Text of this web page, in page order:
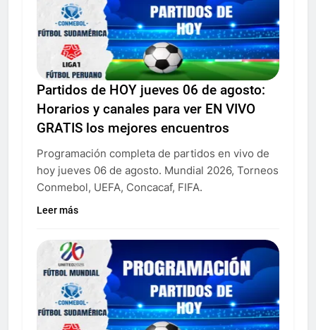
Partidos de HOY jueves 06 de agosto:
Horarios y canales para ver EN VIVO
GRATIS los mejores encuentros
Programación completa de partidos en vivo de
hoy jueves 06 de agosto. Mundial 2026, Torneos
Conmebol, UEFA, Concacaf, FIFA.
Leer más